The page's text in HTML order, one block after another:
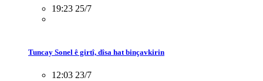
19:23 25/7
Tuncay Sonel ê girtî, dîsa hat binçavkirin
12:03 23/7